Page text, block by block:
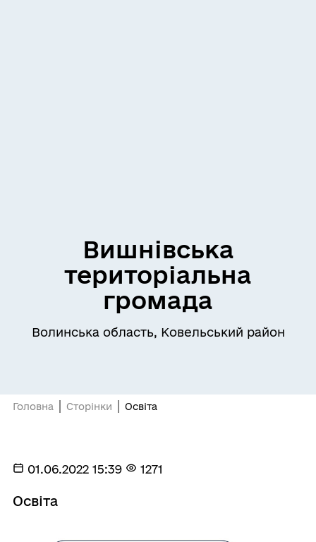
Вишнівська
територіальна
громада
Волинська область, Ковельський район
Головна Сторінки Освіта
01.06.2022 15:39 1271
Освіта